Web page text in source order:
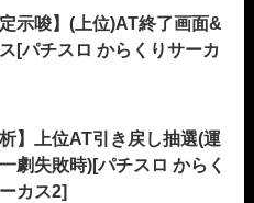
定示唆】(上位)AT終了画面&
[パチスロ からくりサーカ
析】上位AT引き戻し抽選(運
劇失敗時)[パチスロ からく
カス2]